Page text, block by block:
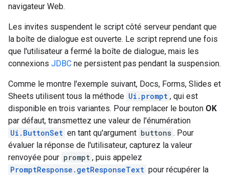
navigateur Web.
Les invites suspendent le script côté serveur pendant que
la boîte de dialogue est ouverte. Le script reprend une fois
que l'utilisateur a fermé la boîte de dialogue, mais les
connexions JDBC ne persistent pas pendant la suspension.
Comme le montre l'exemple suivant, Docs, Forms, Slides et
Sheets utilisent tous la méthode Ui.prompt , qui est
disponible en trois variantes. Pour remplacer le bouton OK
par défaut, transmettez une valeur de l'énumération
Ui.ButtonSet en tant qu'argument buttons . Pour
évaluer la réponse de l'utilisateur, capturez la valeur
renvoyée pour prompt , puis appelez
PromptResponse.getResponseText pour récupérer la